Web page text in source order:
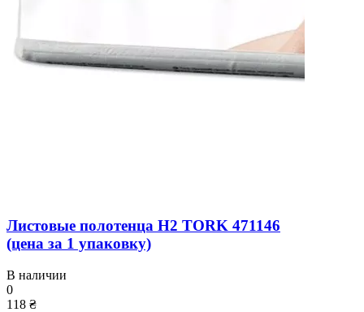
Листовые полотенца H2 TORK 471146
(цена за 1 упаковку)
В наличии
0
118 ₴